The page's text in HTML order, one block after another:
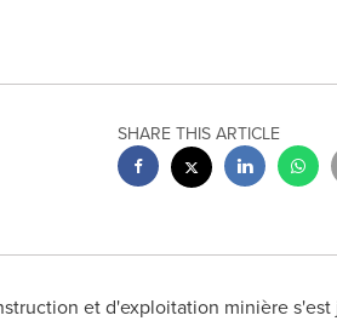
SHARE THIS ARTICLE
et d'exploitation minière